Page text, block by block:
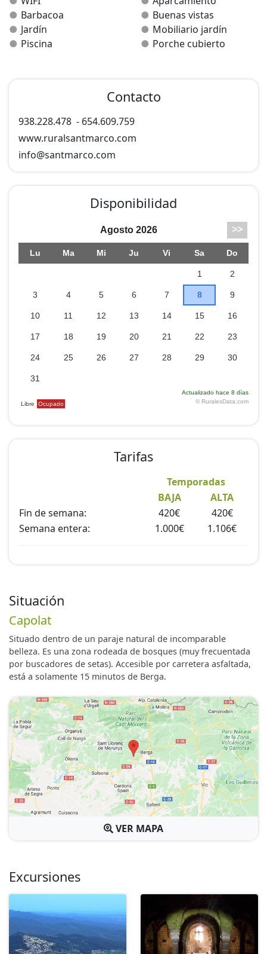
Barbacoa
Buenas vistas
Jardín
Mobiliario jardín
Piscina
Porche cubierto
Contacto
938.228.478 - 654.609.759
www.ruralsantmarco.com
info@santmarco.com
Disponibilidad
Situación
Capolat
Situado dentro de un paraje natural de incomparable
belleza. Es una zona rodeada de bosques (muy frecuentada
por buscadores de setas). Accesible por carretera asfaltada,
está a solamente 15 minutos de Berga.
VER MAPA
Excursiones
Tarifas
Temporadas
BAJA
ALTA
Fin de semana:
420€
420€
Semana entera:
1.000€ 1.106€